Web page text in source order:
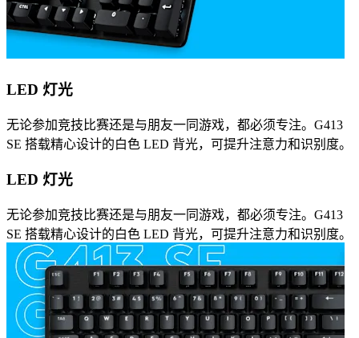
LED 灯光
无论参加竞技比赛还是与朋友一同游戏，都必须专注。G413
SE 搭载精心设计的白色 LED 背光，可提升注意力和识别度。
LED 灯光
无论参加竞技比赛还是与朋友一同游戏，都必须专注。G413
SE 搭载精心设计的白色 LED 背光，可提升注意力和识别度。